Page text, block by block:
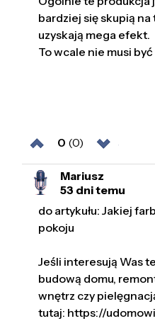
bardziej się skupią na
uzyskają mega efekt.
To wcale nie musi
0 (0)
Mariusz
53 dni temu
do artykułu: Jakiej
pokoju
Jeśli interesują Was
budową domu,
wnętrz czy
tutaj: https://